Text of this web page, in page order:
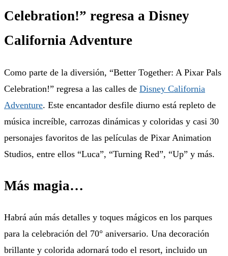
Celebration!” regresa a Disney
California Adventure
Como parte de la diversión, “Better Together: A Pixar Pals
Celebration!” regresa a las calles de Disney California
Adventure. Este encantador desfile diurno está repleto de
música increíble, carrozas dinámicas y coloridas y casi 30
personajes favoritos de las películas de Pixar Animation
Studios, entre ellos “Luca”, “Turning Red”, “Up” y más.
Más magia…
Habrá aún más detalles y toques mágicos en los parques
para la celebración del 70° aniversario. Una decoración
brillante y colorida adornará todo el resort, incluido un